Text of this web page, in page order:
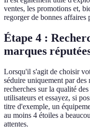
ventes, les promotions et,
regorger de bonnes affaires
Étape 4 :
marques
Lorsqu'il s'agit de choisir
séduire uniquement par des
recherches sur la qualité
utilisateurs et essayez, si
titre d'exemple, un
au moins 4 étoiles a
attentes.